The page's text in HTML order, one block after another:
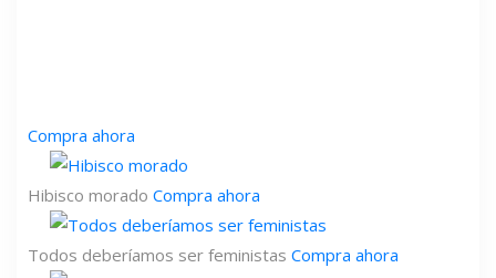
Compra ahora
Hibisco morado Compra ahora
Todos deberíamos ser feministas Compra ahora